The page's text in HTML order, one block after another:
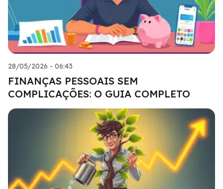
28/05/2026 - 06:43
FINANÇAS PESSOAIS SEM
COMPLICAÇÕES: O GUIA COMPLETO